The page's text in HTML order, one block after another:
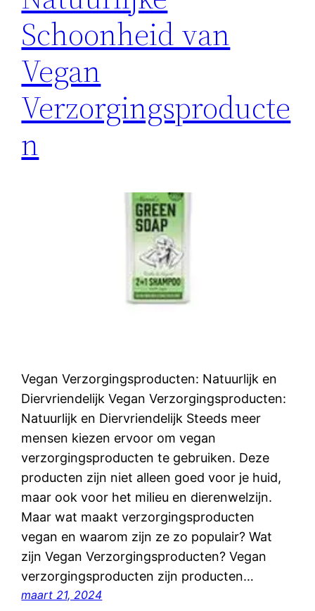
Schoonheid van
Vegan
Verzorgingsproducte
n
Vegan Verzorgingsproducten: Natuurlijk en
Diervriendelijk Vegan Verzorgingsproducten:
Natuurlijk en Diervriendelijk Steeds meer
mensen kiezen ervoor om vegan
verzorgingsproducten te gebruiken. Deze
producten zijn niet alleen goed voor je huid,
maar ook voor het milieu en dierenwelzijn.
Maar wat maakt verzorgingsproducten
vegan en waarom zijn ze zo populair? Wat
zijn Vegan Verzorgingsproducten? Vegan
verzorgingsproducten zijn producten…
maart 21, 2024